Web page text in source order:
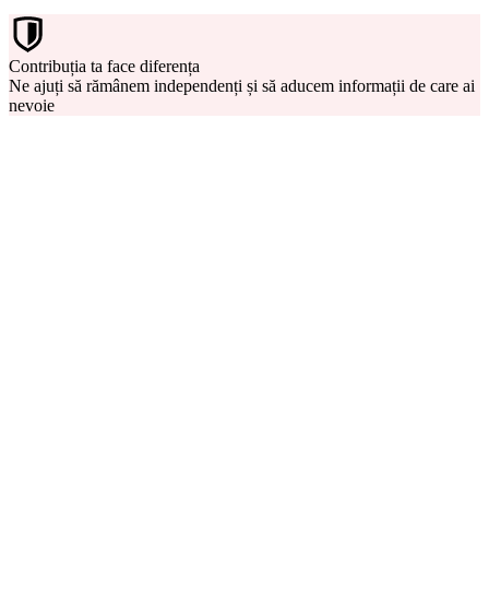
Contribuția ta face diferența
Ne ajuți să rămânem independenți și să aducem informații de care ai
nevoie